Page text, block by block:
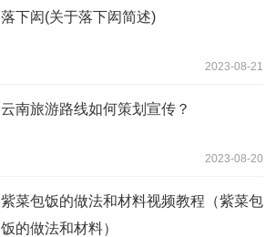
落下闳(关于落下闳简述)
2023-08-21
云南旅游路线如何策划宣传？
2023-08-20
紫菜包饭的做法和材料视频教程（紫菜包
饭的做法和材料）